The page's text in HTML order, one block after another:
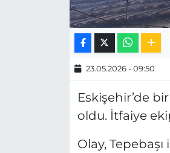
23.05.2026 - 09:50
Eskişehir’de
oldu. İtfaiye
Olay,